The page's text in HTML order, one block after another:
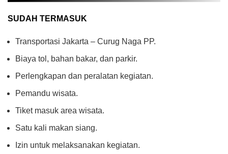
SUDAH TERMASUK
Transportasi Jakarta – Curug Naga PP.
Biaya tol, bahan bakar, dan parkir.
Perlengkapan dan peralatan kegiatan.
Pemandu wisata.
Tiket masuk area wisata.
Satu kali makan siang.
Izin untuk melaksanakan kegiatan.